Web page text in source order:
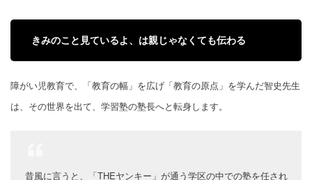
きみのこと見ているよ、は親じゃなくても伝わる
障がい児教育で、「教育の幅」を広げ「教育の原点」を学んだ智史先生
は、その世界を出て、学習塾の塾長へと転身します。
昔風に言うと、「THEヤンキー」が通う学区の中での塾を任され